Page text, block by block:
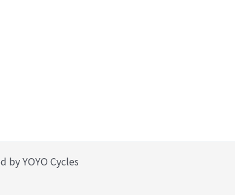
by YOYO Cycles